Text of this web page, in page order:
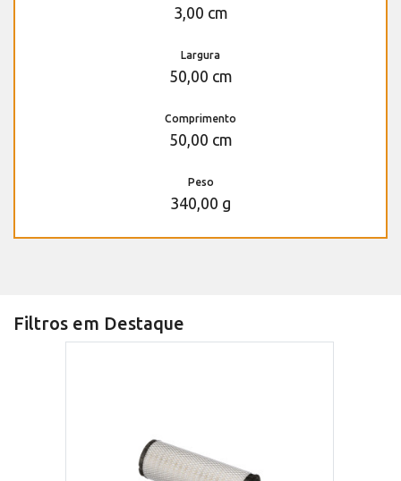
3,00 cm
Largura
50,00 cm
Comprimento
50,00 cm
Peso
340,00 g
Filtros em Destaque